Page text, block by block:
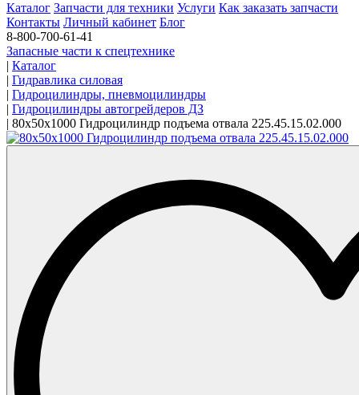
Каталог Запчасти для техники Услуги Как заказать запчасти
Контакты Личный кабинет Блог
8-800-700-61-41
Запасные части к спецтехнике
| Каталог
| Гидравлика силовая
| Гидроцилиндры, пневмоцилиндры
| Гидроцилиндры автогрейдеров ДЗ
| 80x50x1000 Гидроцилиндр подъема отвала 225.45.15.02.000